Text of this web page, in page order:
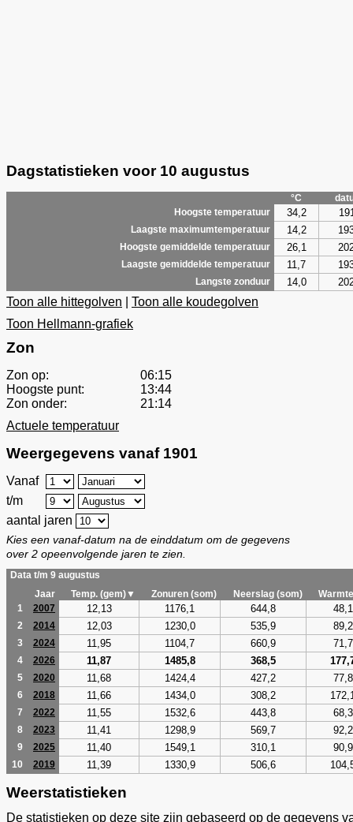
Dagstatistieken voor 10 augustus
°C
Hoogste temperatuur
34,2
Laagste maximumtemperatuur 14,2
Hoogste gemiddelde temperatuur 26,1
Laagste gemiddelde temperatuur 11,7
Langste zonduur 14,0
Toon alle hittegolven
Toon alle koudegolven
Toon Hellmann-grafiek
Zon
Zon op:
06:15
Hoogste punt:
13:44
Zon onder:
21:14
Actuele temperatuur
Weergegevens vanaf 1901
Vanaf
t/m
aantal jaren
Kies een vanaf-datum na de einddatum om de gegevens
over 2 opeenvolgende jaren te zien.
Data t/m 9 augustus
Jaar
Temp. (gem)▼ Zonuren (som) Neerslag (som)
1
2007 12,13 1176,1 644,8 48,1
2 2014 12,03 1230,0 535,9 89,2
3 2024 11,95 1104,7 660,9 71,7
4 2026 11,87 1485,8 368,5
5 2020 11,68 1424,4 427,2 77,8
6 2018 11,66 1434,0 308,2
7 2022 11,55 1532,6 443,8 68,3
8 2023 11,41 1298,9 569,7 92,2
9 2025 11,40 1549,1 310,1 90,9
10 2019 11,39 1330,9 506,6
Weerstatistieken
De statistieken op deze site zijn gebaseerd op de gegevens